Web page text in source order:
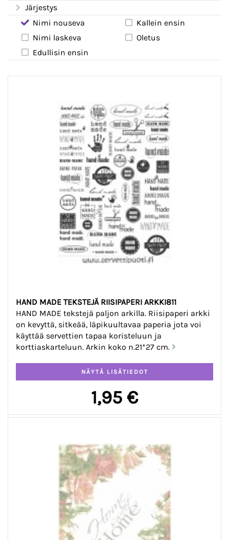
Järjestys
Nimi nouseva
Nimi laskeva
Edullisin ensin
Kallein ensin
Oletus
HAND MADE TEKSTEJÄ RIISIPAPERI ARKKI811
HAND MADE tekstejä paljon arkilla. Riisipaperi arkki
on kevyttä, sitkeää, läpikuultavaa paperia jota voi
käyttää servettien tapaa koristeluun ja
korttiaskarteluun. Arkin koko n.21*27 cm.
1,95 €